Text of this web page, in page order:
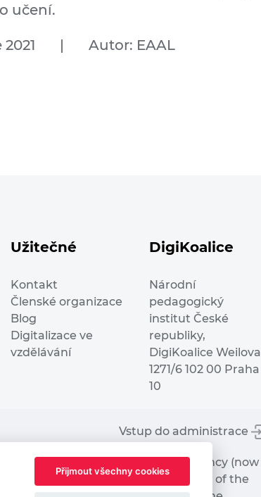
učení.
| Autor: EAAL
Užitečné
Kontakt
Členské organizace
Blog
Digitalizace ve
vzdělávání
DigiKoalice
Národní
pedagogický
institut České
republiky,
DigiKoalice Weilova
1271/6 102 00 Praha
10
Vstup do administrace
and Networks Executive Agency (now
view. It does not represent the view of the
Přijmout všechny cookies